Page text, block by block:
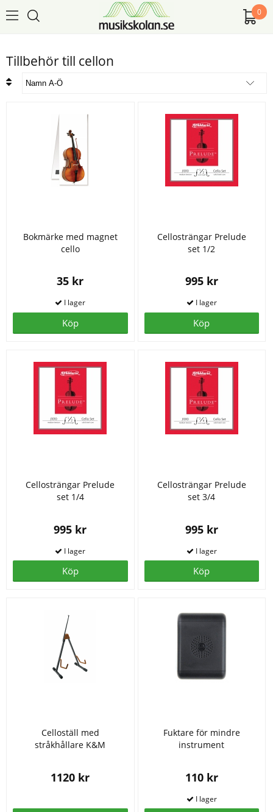
0
Tillbehör till cellon
Bokmärke med magnet
cello
35 kr
Köp
Cellosträngar Prelude
set 1/2
995 kr
Köp
Cellosträngar Prelude
set 1/4
995 kr
Köp
Cellosträngar Prelude
set 3/4
995 kr
Köp
Celloställ med
stråkhållare K&M
1120 kr
Fuktare för mindre
instrument
110 kr